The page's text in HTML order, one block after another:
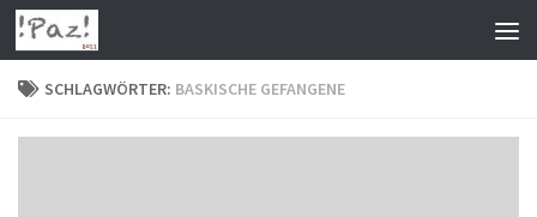
Zum Inhalt springen
SCHLAGWÖRTER: BASKISCHE GEFANGENE